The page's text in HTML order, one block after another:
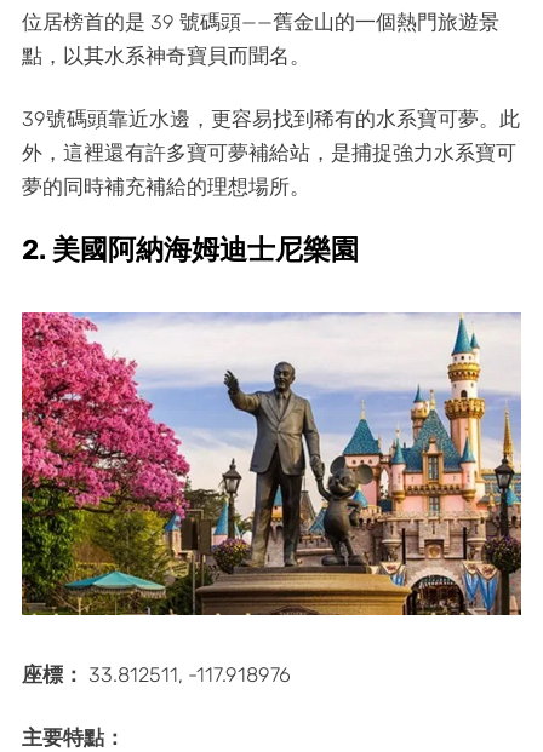
位居榜首的是 39 號碼頭——舊金山的一個熱門旅遊景
點，以其水系神奇寶貝而聞名。
39號碼頭靠近水邊，更容易找到稀有的水系寶可夢。此
外，這裡還有許多寶可夢補給站，是捕捉強力水系寶可
夢的同時補充補給的理想場所。
2. 美國阿納海姆迪士尼樂園
座標： 33.812511, -117.918976
主要特點：